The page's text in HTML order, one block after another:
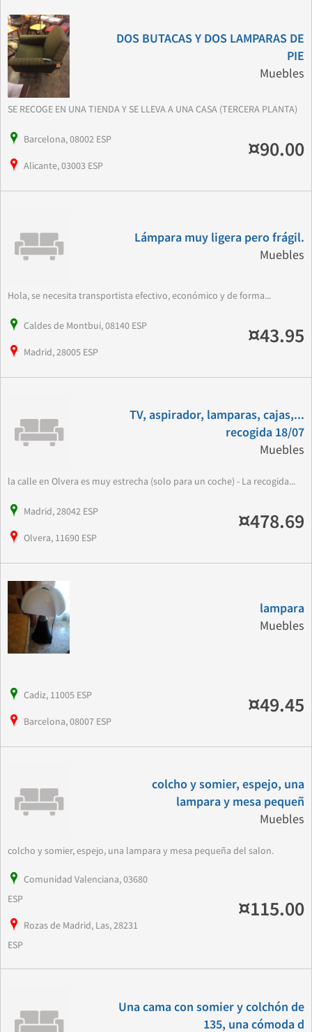
DOS BUTACAS Y DOS LAMPARAS DE
PIE
Muebles
SE RECOGE EN UNA TIENDA Y SE LLEVA A UNA CASA (TERCERA PLANTA)
Barcelona, 08002 ESP
Alicante, 03003 ESP
¤90.00
Lámpara muy ligera pero frágil.
Muebles
Hola, se necesita transportista efectivo, económico y de forma...
Caldes de Montbui, 08140 ESP
Madrid, 28005 ESP
¤43.95
TV, aspirador, lamparas, cajas,...
recogida 18/07
Muebles
la calle en Olvera es muy estrecha (solo para un coche) - La recogida...
Madrid, 28042 ESP
Olvera, 11690 ESP
¤478.69
lampara
Muebles
Cadiz, 11005 ESP
Barcelona, 08007 ESP
¤49.45
colcho y somier, espejo, una
lampara y mesa pequeñ
Muebles
colcho y somier, espejo, una lampara y mesa pequeña del salon.
Comunidad Valenciana, 03680
ESP
Rozas de Madrid, Las, 28231
ESP
¤115.00
Una cama con somier y colchón de
135, una cómoda d